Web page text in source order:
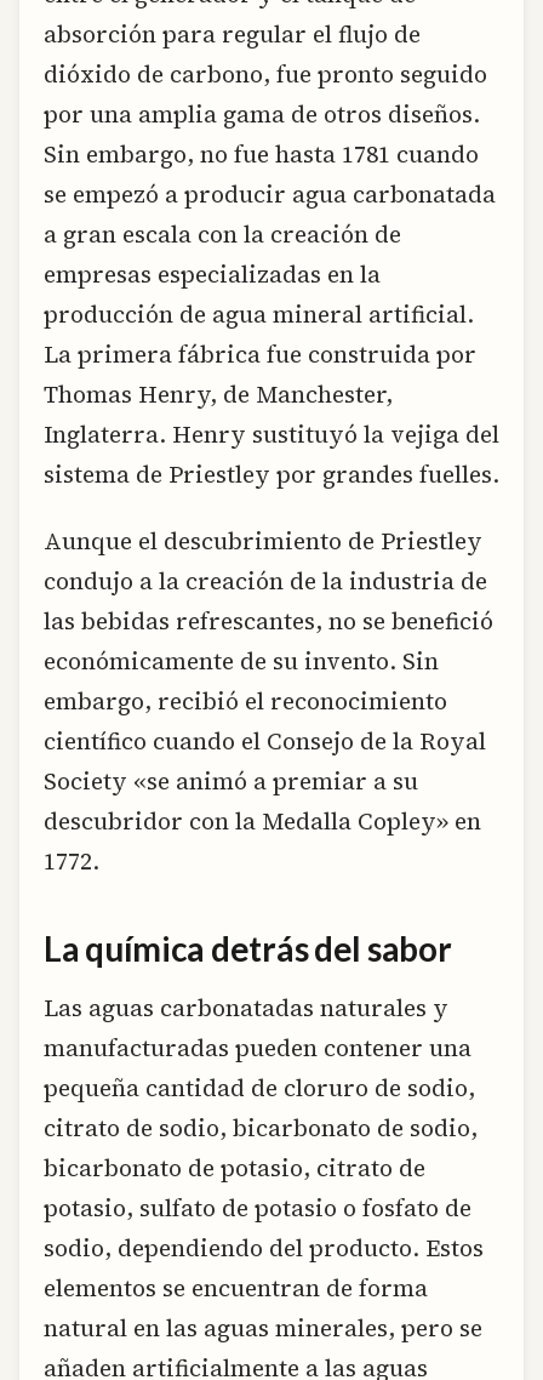
absorción para regular el flujo de
dióxido de carbono, fue pronto seguido
por una amplia gama de otros diseños.
Sin embargo, no fue hasta 1781 cuando
se empezó a producir agua carbonatada
a gran escala con la creación de
empresas especializadas en la
producción de agua mineral artificial.
La primera fábrica fue construida por
Thomas Henry, de Manchester,
Inglaterra. Henry sustituyó la vejiga del
sistema de Priestley por grandes fuelles.
Aunque el descubrimiento de Priestley
condujo a la creación de la industria de
las bebidas refrescantes, no se benefició
económicamente de su invento. Sin
embargo, recibió el reconocimiento
científico cuando el Consejo de la Royal
Society «se animó a premiar a su
descubridor con la Medalla Copley» en
1772.
La química detrás del sabor
Las aguas carbonatadas naturales y
manufacturadas pueden contener una
pequeña cantidad de cloruro de sodio,
citrato de sodio, bicarbonato de sodio,
bicarbonato de potasio, citrato de
potasio, sulfato de potasio o fosfato de
sodio, dependiendo del producto. Estos
elementos se encuentran de forma
natural en las aguas minerales, pero se
añaden artificialmente a las aguas